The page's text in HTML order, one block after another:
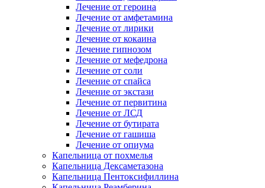
Лечение от героина
Лечение от амфетамина
Лечение от лирики
Лечение от кокаина
Лечение гипнозом
Лечение от мефедрона
Лечение от соли
Лечение от спайса
Лечение от экстази
Лечение от первитина
Лечение от ЛСД
Лечение от бутирата
Лечение от гашиша
Лечение от опиума
Капельница от похмелья
Капельница Дексаметазона
Капельница Пентоксифиллина